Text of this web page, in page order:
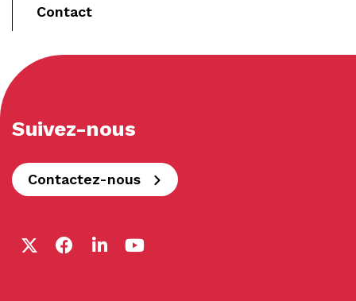
Contact
Suivez-nous
Contactez-nous